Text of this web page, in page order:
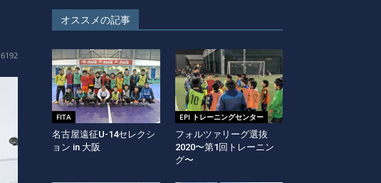
6192
オススメの記事
FITA
名古屋遠征U-14セレクシ
ョン in 大阪
EPI トレーニングセンター
フォルツァリーグ選抜
2020〜第1回トレーニン
グ〜